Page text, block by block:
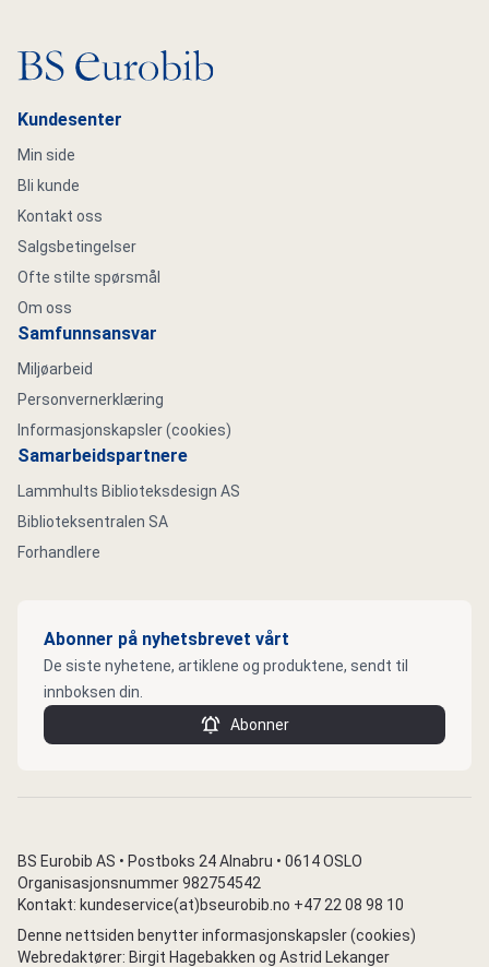
Gå til hovedsiden
Kundesenter
Min side
Bli kunde
Kontakt oss
Salgsbetingelser
Ofte stilte spørsmål
Om oss
Samfunnsansvar
Miljøarbeid
Personvernerklæring
Informasjonskapsler (cookies)
Samarbeidspartnere
Lammhults Biblioteksdesign AS
Biblioteksentralen SA
Forhandlere
Abonner på nyhetsbrevet vårt
De siste nyhetene, artiklene og produktene, sendt til
innboksen din.
Abonner
BS Eurobib AS • Postboks 24 Alnabru • 0614 OSLO
Organisasjonsnummer 982754542
Kontakt: kundeservice(at)bseurobib.no +47 22 08 98 10
Denne nettsiden benytter informasjonskapsler (cookies)
Webredaktører: Birgit Hagebakken og Astrid Lekanger